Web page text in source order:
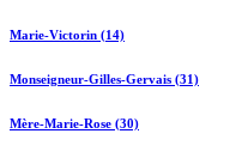
Marie-Victorin (14)
Monseigneur-Gilles-Gervais (31)
Mère-Marie-Rose (30)